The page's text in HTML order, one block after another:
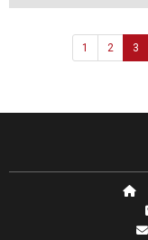
1 2 3